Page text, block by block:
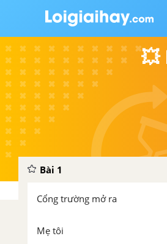
💥
Bài 1
Cổng trường mở ra
Mẹ tôi